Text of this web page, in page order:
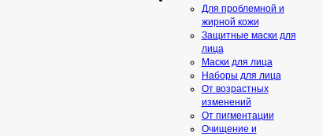
Для проблемной и
жирной кожи
Защитные маски для
лица
Маски для лица
Наборы для лица
От возрастных
изменений
От пигментации
Очищение и